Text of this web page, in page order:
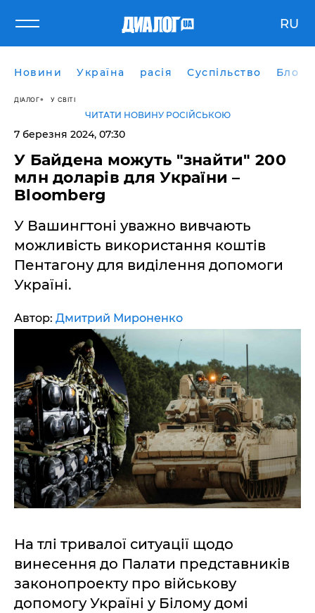
RU
Новини Україна расія Суспільство Блоги
ДІАЛОГ У СВІТІ
ЧИТАТИ НОВИНУ РОСІЙСЬКОЮ
7 березня 2024, 07:30
У Байдена можуть "знайти" 200
млн доларів для України –
Bloomberg
У Вашингтоні уважно вивчають
можливість використання коштів
Пентагону для виділення допомоги
Україні.
Автор: Дмитрий Мироненко
На тлі тривалої ситуації щодо
винесення до Палати представників
законопроекту про військову
допомогу Україні у Білому домі